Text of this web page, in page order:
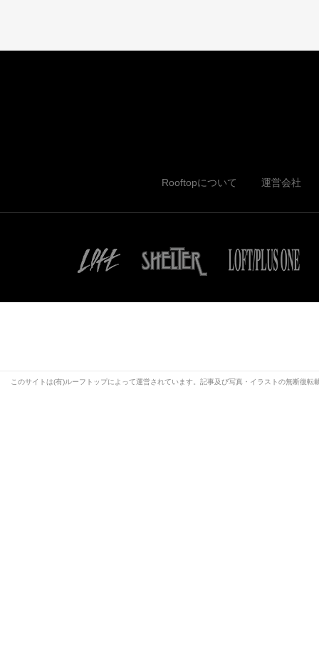
Rooftopについて 運営会社
このサイトは(有)ルーフトップによって運営されています。記事及び写真・イラストの無断復転